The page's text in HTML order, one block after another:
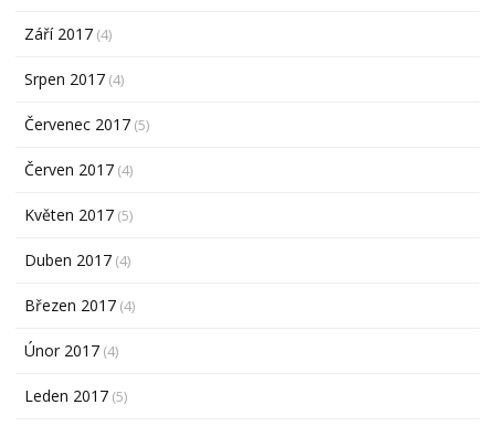
Září 2017 (4)
Srpen 2017 (4)
Červenec 2017 (5)
Červen 2017 (4)
Květen 2017 (5)
Duben 2017 (4)
Březen 2017 (4)
Únor 2017 (4)
Leden 2017 (5)